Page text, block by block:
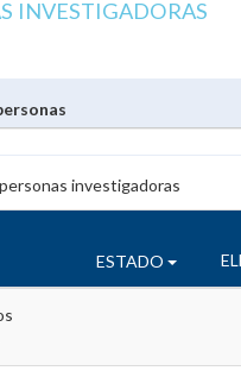
INVESTIGADORAS
personas investigadoras
ESTADO